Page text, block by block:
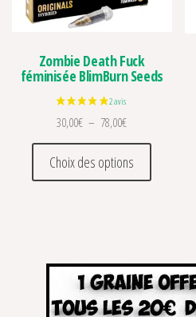
Zombie Death Fuck
féminisée BlimBurn Seeds
30,00€ – 78,00€Plage de prix :
Choix des options
Ce